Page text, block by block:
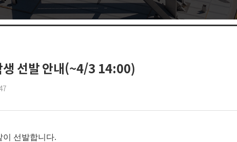
생 선발 안내(~4/3 14:00)
이 선발합니다.